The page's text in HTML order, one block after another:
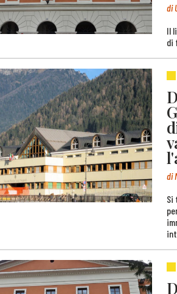
di
Il
di
di
Si